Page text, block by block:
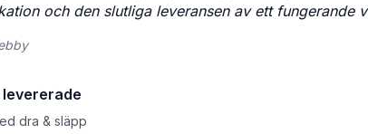
och den slutliga leveransen av ett
dra & släpp